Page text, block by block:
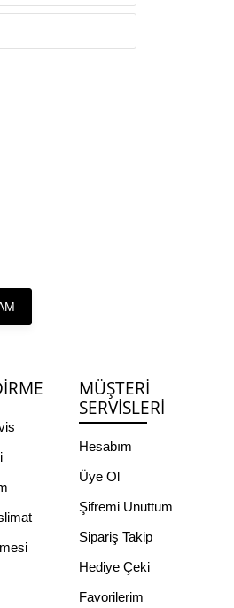
MÜŞTERI
SERVISLERI
Hesabım
Üye Ol
Şifremi Unuttum
Sipariş Takip
Hediye Çeki
Favorilerim